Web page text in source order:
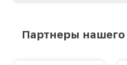
Москве, постоянно
Партнеры